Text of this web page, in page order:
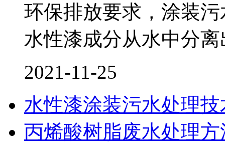
环保排放要求，涂装
水性漆成分从水中分
2021-11-25
水性漆涂装污水处理技
丙烯酸树脂废水处理方